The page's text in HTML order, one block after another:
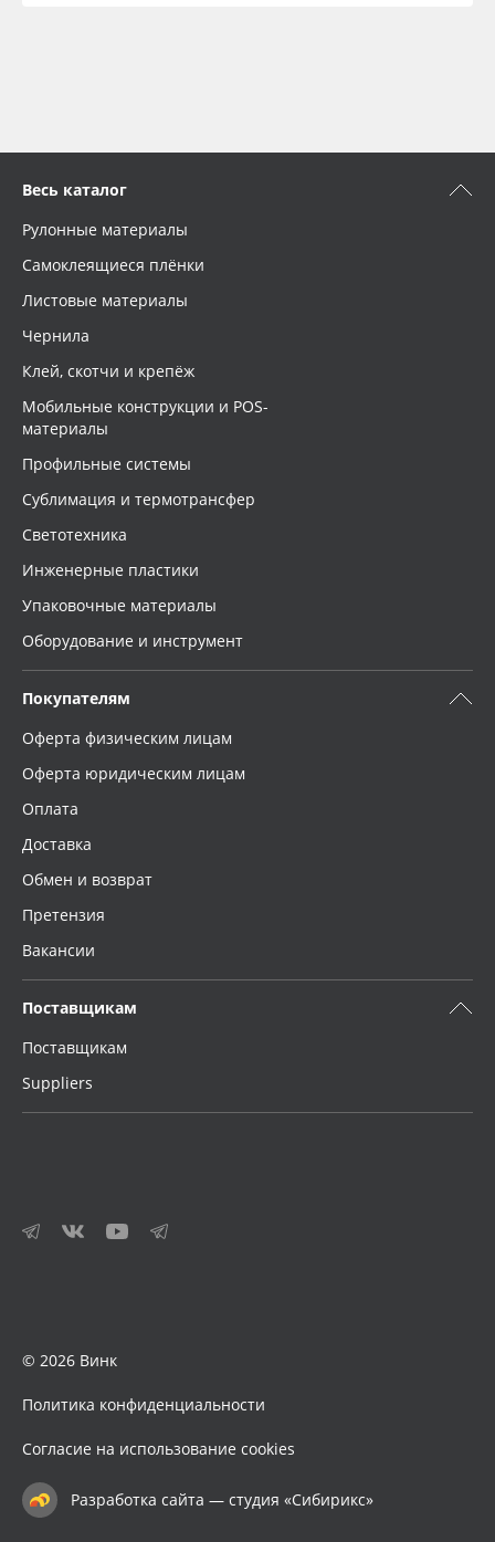
Весь каталог
Рулонные материалы
Самоклеящиеся плёнки
Листовые материалы
Чернила
Клей, скотчи и крепёж
Мобильные конструкции и POS-
материалы
Профильные системы
Сублимация и термотрансфер
Светотехника
Инженерные пластики
Упаковочные материалы
Оборудование и инструмент
Покупателям
Оферта физическим лицам
Оферта юридическим лицам
Оплата
Доставка
Обмен и возврат
Претензия
Вакансии
Поставщикам
Поставщикам
Suppliers
© 2026 Винк
Политика конфиденциальности
Согласие на использование cookies
Разработка сайта — студия «Сибирикс»